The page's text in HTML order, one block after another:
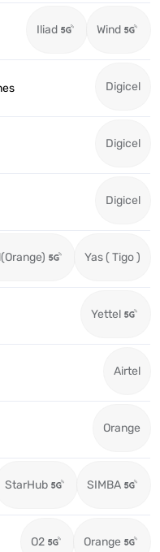
Iliad Wind
Digicel
Digicel
Digicel
Yas ( Tigo )
Yettel
Airtel
Orange
StarHub SIMBA
O2 Orange